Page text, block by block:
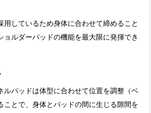
用しているため身体に合わせて締めること
ョルダーパッドの機能を最大限に発揮でき
ルパッドは体型に合わせて位置を調整（ベ
ことで、身体とパッドの間に生じる隙間を